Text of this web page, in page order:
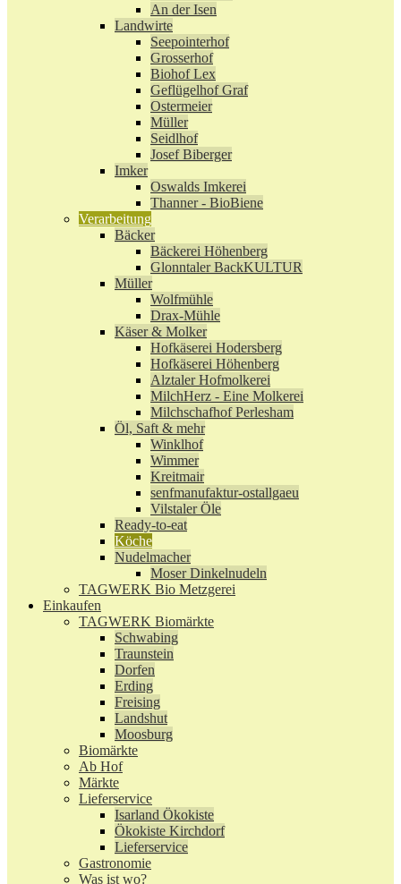
An der Isen
Landwirte
Seepointerhof
Grosserhof
Biohof Lex
Geflügelhof Graf
Ostermeier
Müller
Seidlhof
Josef Biberger
Imker
Oswalds Imkerei
Thanner - BioBiene
Verarbeitung
Bäcker
Bäckerei Höhenberg
Glonntaler BackKULTUR
Müller
Wolfmühle
Drax-Mühle
Käser & Molker
Hofkäserei Hodersberg
Hofkäserei Höhenberg
Alztaler Hofmolkerei
MilchHerz - Eine Molkerei
Milchschafhof Perlesham
Öl, Saft & mehr
Winklhof
Wimmer
Kreitmair
senfmanufaktur-ostallgaeu
Vilstaler Öle
Ready-to-eat
Köche
Nudelmacher
Moser Dinkelnudeln
TAGWERK Bio Metzgerei
Einkaufen
TAGWERK Biomärkte
Schwabing
Traunstein
Dorfen
Erding
Freising
Landshut
Moosburg
Biomärkte
Ab Hof
Märkte
Lieferservice
Isarland Ökokiste
Ökokiste Kirchdorf
Lieferservice
Gastronomie
Was ist wo?